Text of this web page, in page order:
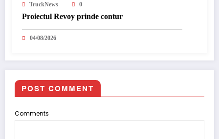
TruckNews 0
Proiectul Revoy prinde contur
04/08/2026
POST COMMENT
Comments